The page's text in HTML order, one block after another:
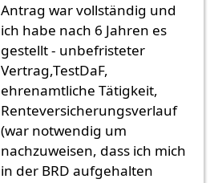
Antrag war vollständig und
ich habe nach 6 Jahren es
gestellt - unbefristeter
Vertrag,TestDaF,
ehrenamtliche Tätigkeit,
Renteversicherungsverlauf
(war notwendig um
nachzuweisen, dass ich mich
in der BRD aufgehalten